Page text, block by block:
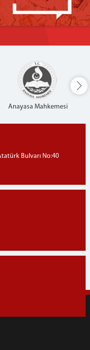
Anayasa Mahkemesi
Bulvarı No:40